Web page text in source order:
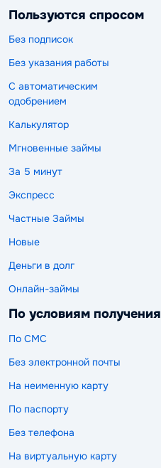
Пользуются спросом
Без подписок
Без указания работы
С автоматическим
одобрением
Калькулятор
Мгновенные займы
За 5 минут
Экспресс
Частные Займы
Новые
Деньги в долг
Онлайн-займы
По условиям получения
По СМС
Без электронной почты
На неименную карту
По паспорту
Без телефона
На виртуальную карту